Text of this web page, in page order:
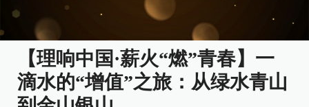
【理响中国·薪火“燃”青春】一
滴水的“增值”之旅：从绿水青山